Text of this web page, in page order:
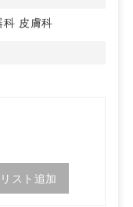
あり、診療スペー
上させることがで
科 皮膚科
スト追加